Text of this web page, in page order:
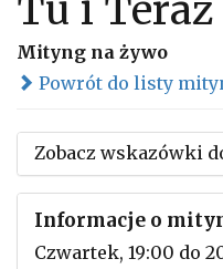
Tu i Teraz
Mityng na żywo
Powrót do listy
Zobacz wskazówki
Informacje o
Czwartek, 19:00 do